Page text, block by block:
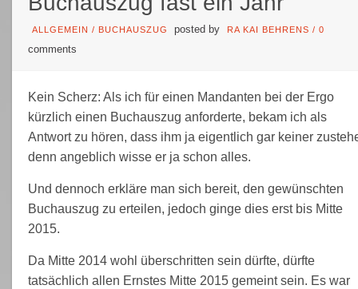
ALLGEMEIN / BUCHAUSZUG posted by RA KAI BEHRENS / 0
comments
Kein Scherz: Als ich für einen Mandanten bei der Ergo
kürzlich einen Buchauszug anforderte, bekam ich als
Antwort zu hören, dass ihm ja eigentlich gar keiner
denn angeblich wisse er ja schon alles.
Und dennoch erkläre man sich bereit, den gewünschten
Buchauszug zu erteilen, jedoch ginge dies erst bis Mitte
2015.
Da Mitte 2014 wohl überschritten sein dürfte, dürfte
tatsächlich allen Ernstes Mitte 2015 gemeint sein. Es war